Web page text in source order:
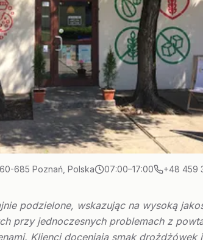
685 Poznań, Polska 07:00–17:00
+48 459
podzielone, wskazując na wysoką
przy jednoczesnych problemach z
Klienci doceniają smak drożdżówek